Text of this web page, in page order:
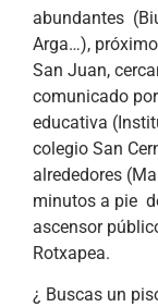
abundantes
Arga…),
San Juan,
comunicado
educativa
colegio San
alrededores
minutos a pie
ascensor
Rotxapea.
¿ Buscas un